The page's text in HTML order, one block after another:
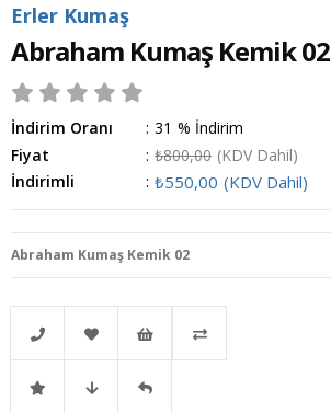
Erler Kumaş
Abraham Kumaş Kemik 02
İndirim Oranı : %
31
İndirim
Fiyat
: ₺800,00 (KDV Dahil)
İndirimli
: ₺550,00 (KDV Dahil)
Abraham Kumaş Kemik 02
Telefonla Favorilere İstek